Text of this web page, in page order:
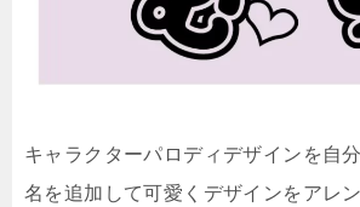
キャラクターパロディデザインを自
名を追加して可愛くデザインをアレ